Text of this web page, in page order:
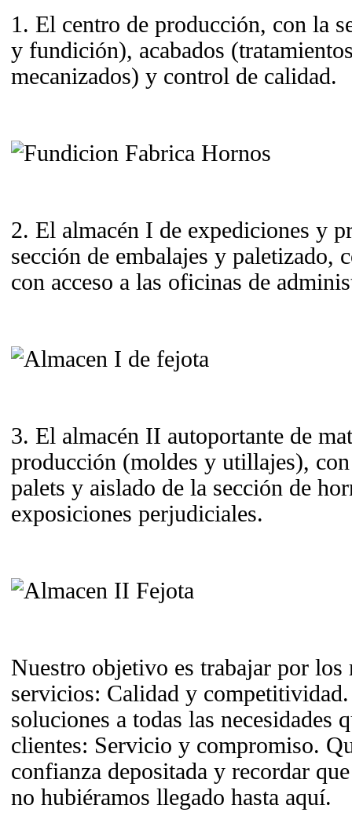
1. El centro de producción, con la
y fundición), acabados
mecanizados) y control de calidad.
2. El almacén I de expediciones y
sección de embalajes y paletizado,
con acceso a las oficinas de
3. El almacén II autoportante de
producción (moldes y utillajes),
palets y aislado de la sección de
exposiciones perjudiciales.
Nuestro objetivo es trabajar por los
servicios: Calidad y
soluciones a todas las necesidades
clientes: Servicio y compromiso.
confianza depositada y recordar
no hubiéramos llegado hasta aquí.